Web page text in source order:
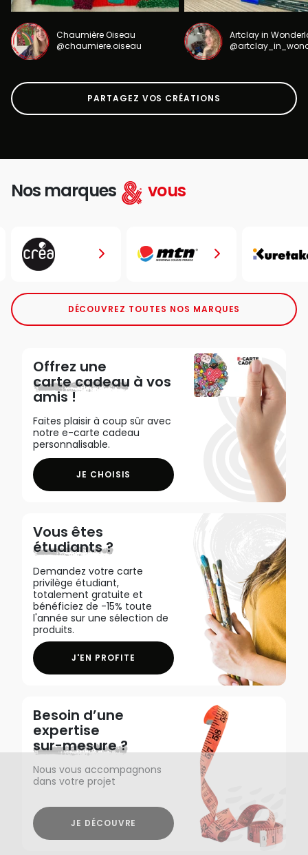
Chaumière Oiseau
@chaumiere.oiseau
Artclay in
PARTAGEZ VOS CRÉATIONS
Nos marques vous
DÉCOUVREZ TOUTES NOS MARQUES
Offrez une
carte cadeau à vos
amis !
Faites plaisir à coup sûr avec
notre e-carte cadeau
personnalisable.
JE CHOISIS
Vous êtes
étudiants ?
Demandez votre carte
privilège étudiant,
totalement gratuite et
bénéficiez de -15% toute
l'année sur une sélection de
produits.
J'EN PROFITE
Besoin d’une
expertise
sur-mesure ?
Nous vous accompagnons
dans votre projet
JE DÉCOUVRE